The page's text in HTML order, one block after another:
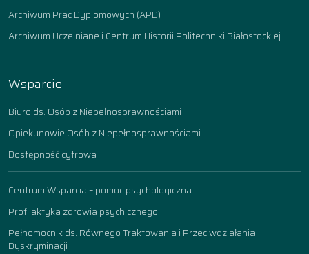
Archiwum Prac Dyplomowych (APD)
Archiwum Uczelniane i Centrum Historii Politechniki Białostockiej
Wsparcie
Biuro ds. Osób z Niepełnosprawnościami
Opiekunowie Osób z Niepełnosprawnościami
Dostępność cyfrowa
Centrum Wsparcia – pomoc psychologiczna
Profilaktyka zdrowia psychicznego
Pełnomocnik ds. Równego Traktowania i Przeciwdziałania
Dyskryminacji